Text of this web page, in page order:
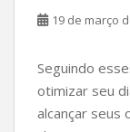
19 de março
Seguindo
otimizar seu
alcançar seus